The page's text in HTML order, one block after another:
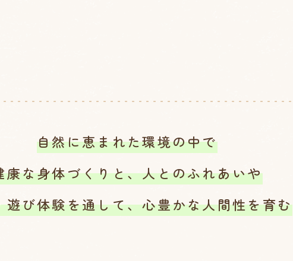
自然に恵まれた環境の中で
康な身体づくりと、人とのふれあいや
遊び体験を通して、心豊かな人間性を育む